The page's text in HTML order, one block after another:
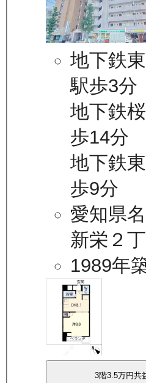
地下鉄
駅歩3分
地下鉄
歩14分
地下鉄
歩9分
愛知県
新栄２
1989年
3階3.5万円共